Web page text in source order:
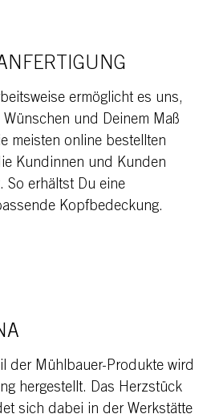
ermöglicht es uns,
und Deinem Maß
meisten online bestellten
Kundinnen und Kunden
So erhältst Du eine
Kopfbedeckung.
der Mühlbauer-Produkte wird
hergestellt. Das Herzstück
sich dabei in der Werkstätte